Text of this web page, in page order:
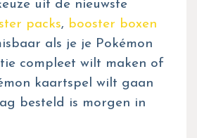
uit de nieuwste
packs, booster boxen
als je je Pokémon
compleet wilt maken of
kaartspel wilt gaan
besteld is morgen in